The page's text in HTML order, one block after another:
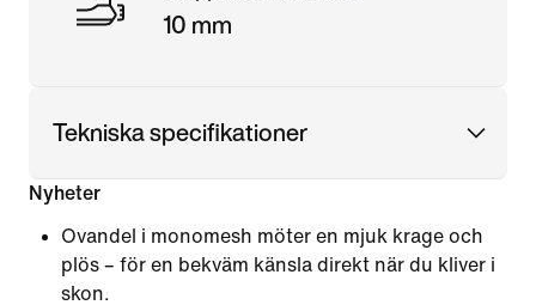
10 mm
Tekniska specifikationer
Nyheter
Ovandel i monomesh möter en mjuk krage och
plös – för en bekväm känsla direkt när du kliver i
skon.